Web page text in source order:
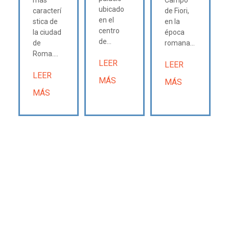
caracterí
stica de
la ciudad
de
Roma....
LEER
MÁS
ubicado
en el
centro
de...
LEER
MÁS
de Fiori,
en la
época
romana...
LEER
MÁS